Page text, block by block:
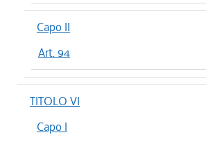
Capo II
Art. 94
TITOLO VI
Capo I